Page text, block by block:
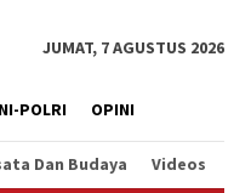
JUMAT, 7 AGUSTUS 2026
POLRI OPINI
Dan Budaya Videos